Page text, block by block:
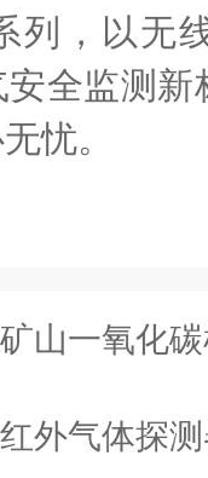
列，以无
全监测新
忧。
氧化碳检测仪：煤矿
体探测器：精细化工